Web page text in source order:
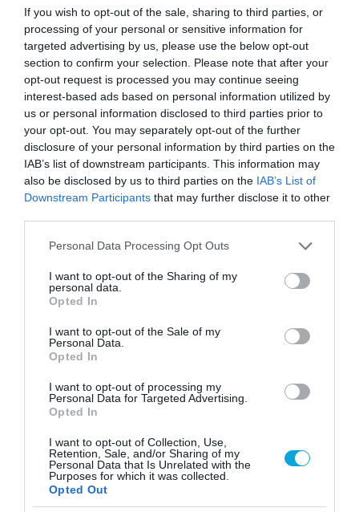
If you wish to opt-out of the sale, sharing to third parties, or
processing of your personal or sensitive information for
targeted advertising by us, please use the below opt-out
section to confirm your selection. Please note that after your
opt-out request is processed you may continue seeing
interest-based ads based on personal information utilized by
us or personal information disclosed to third parties prior to
your opt-out. You may separately opt-out of the further
disclosure of your personal information by third parties on the
IAB’s list of downstream participants. This information may
also be disclosed by us to third parties on the IAB’s List of
Downstream Participants that may further disclose it to other
Please note that this website/app uses one or more Google
not limited to your visit or usage behaviour. You may click to
grant or deny consent to Google and its third-party tags to
use your data for below specified purposes in below Google
consent section.
Personal Data Processing Opt Outs
I want to opt-out of the Sharing of my
personal data.
Opted In
I want to opt-out of the Sale of my
Personal Data.
Opted In
I want to opt-out of processing my
Personal Data for Targeted Advertising.
Opted In
I want to opt-out of Collection, Use,
Retention, Sale, and/or Sharing of my
Personal Data that Is Unrelated with the
Purposes for which it was collected.
Opted Out
Πρωινό και αναχώρηση προς το
Τσιτσέν-Ιτσά (Chichén-Itzá),
τοποθεσία της πιο εκτενώς
μελετημένης από όλες τις
πυραμίδες των Μάγια και ένα
από τα Θαύματα του Νέου
Κόσμου. Θα επισκεφθούμε
επίσης το Παλάτι με τις Χίλιες
Κολώνες, το παρατηρητήριο, το
εντυπωσιακό, τεράστιο Ιερό
Πηγάδι από το οποίο η
τοποθεσία παίρνει το όνομα της
(Chichén Itzá σημαίνει,
περίπου, Στόμιο του Πηγαδιού
γήπεδο από τη γη του οποίου,
σύμφωνα με μια διάσημη
προφητεία των Μάγια, την 22η
έβγαινε ο θεός Κουκουλκάν
πολεμιστής με μορφή φιδιού
και θα έδινε οριστικό τέλος
στον κόσμο μας. Πριν τη
συνέχεια του ταξιδιού θα
έχουμε την ευκαιρία να
περίφημες cenotes Selva Maya,
όπου και θα απολαύσουμε το
μεσημεριανό γεύμα
ξενοδοχείο και ελεύθερο
υπόλοιπο της βραδιάς.
9η Μέρα: 30/01
ΕΛΕΥΘΕΡΗ ΗΜΕΡΑ –